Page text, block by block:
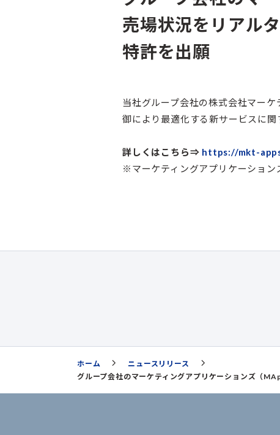
売場状況をリアル
特許を出願
当社グループ会社の株式会社マー
御により最適化する新サービスに関
詳しくはこちら⇒ https://mkt-
※マーケティングアプリケーション
ホーム
ニュースリリース
グループ会社のマーケティングアプリケーションズ（